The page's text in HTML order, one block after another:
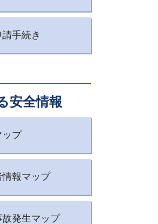
手続き
安全情報
ップ
情報マップ
故発生マップ